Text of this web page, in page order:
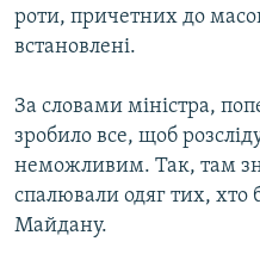
роти, причетних до
встановлені.
За словами міністра,
зробило все, щоб
неможливим. Так, там
спалювали одяг тих, хто
Майдану.